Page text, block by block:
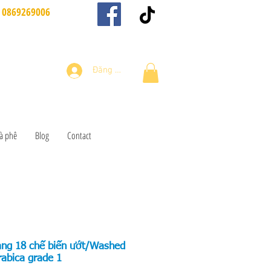
0869269006
Đăng nhập
phê Blog Contact
18 chế biến ướt/Washed
grade 1